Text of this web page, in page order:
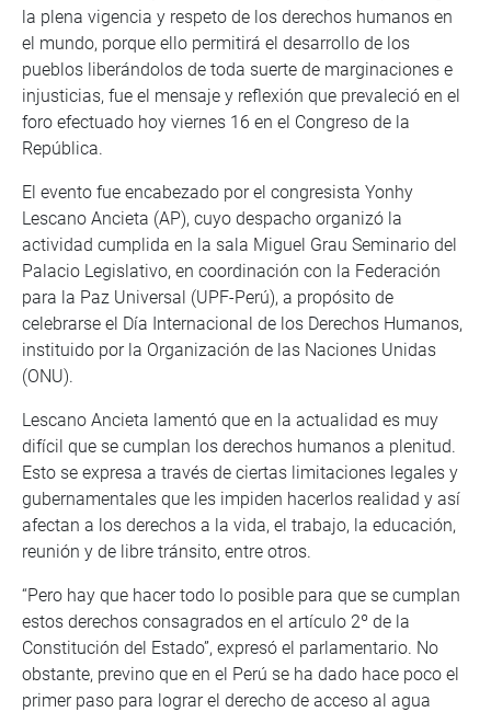
la plena vigencia y respeto de los derechos humanos en
el mundo, porque ello permitirá el desarrollo de los
pueblos liberándolos de toda suerte de marginaciones e
injusticias, fue el mensaje y reflexión que prevaleció en el
foro efectuado hoy viernes 16 en el Congreso de la
República.
El evento fue encabezado por el congresista Yonhy
Lescano Ancieta (AP), cuyo despacho organizó la
actividad cumplida en la sala Miguel Grau Seminario del
Palacio Legislativo, en coordinación con la Federación
para la Paz Universal (UPF-Perú), a propósito de
celebrarse el Día Internacional de los Derechos Humanos,
instituido por la Organización de las Naciones Unidas
(ONU).
Lescano Ancieta lamentó que en la actualidad es muy
difícil que se cumplan los derechos humanos a plenitud.
Esto se expresa a través de ciertas limitaciones legales y
gubernamentales que les impiden hacerlos realidad y así
afectan a los derechos a la vida, el trabajo, la educación,
reunión y de libre tránsito, entre otros.
“Pero hay que hacer todo lo posible para que se cumplan
estos derechos consagrados en el artículo 2º de la
Constitución del Estado”, expresó el parlamentario. No
obstante, previno que en el Perú se ha dado hace poco el
primer paso para lograr el derecho de acceso al agua